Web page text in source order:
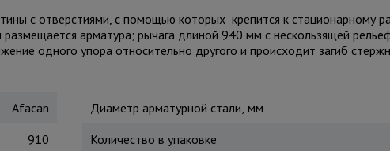
с отверстиями, с помощью которых крепится к стационарному
арматура; рычага длиной 940 мм с нескользящей
одного упора относительно другого и происходит загиб
Afacan
910
Диаметр арматурной стали, мм
Количество в упаковке